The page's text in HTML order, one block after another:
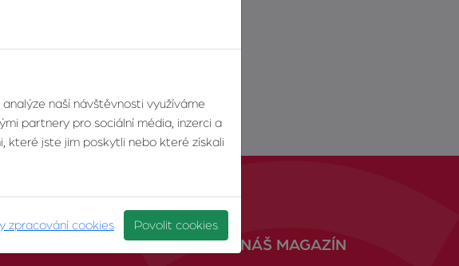
NÁŠ MAGAZÍN
naší návštěvnosti využíváme
partnery pro sociální média, inzerci a
které jste jim poskytli nebo které získali
zpracování cookies Povolit cookies